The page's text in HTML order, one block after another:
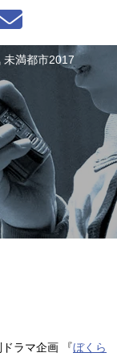
未満都市2017
ラマ企画 『ぼくら